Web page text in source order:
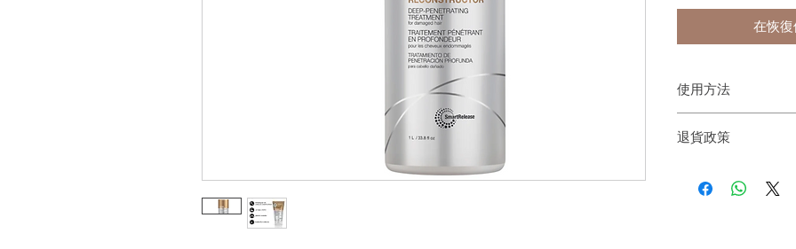
在恢
使用方法
將產品洗淨後塗抹在
退貨政策
戶。首先，您需要在